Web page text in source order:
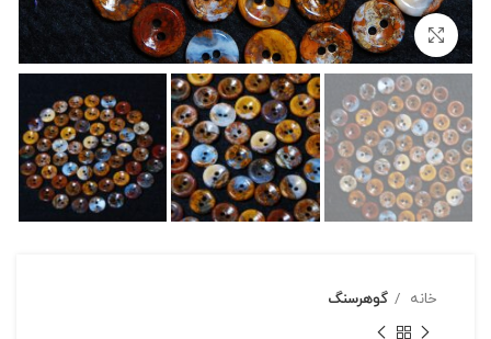
بزرگنمایی تصویر
خانه گوهرسنگ